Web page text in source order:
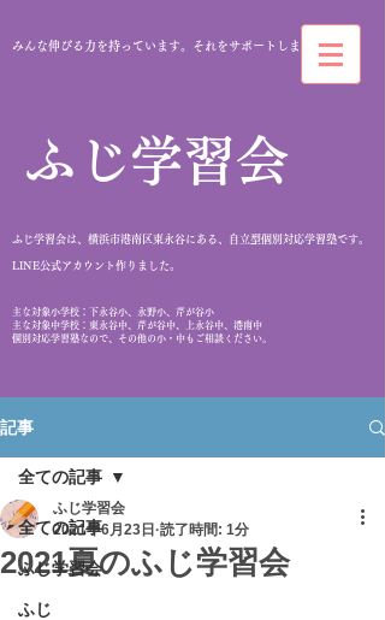
みんな伸びる力を持っています。それをサポートします。
​ふじ学習会
ふじ学習会は、横浜市港南区東永谷にある、自立型個別対応学習塾です。
​LINE公式アカウント作りました。
​主な対象小学校：下永谷小、永野小、芹が谷小
主な対象中学校：東永谷中、芹が谷中、上永谷中、港南中
個別対応学習塾なので、その他の小・中もご相談ください。
記事
全ての記事
ふじ学習会
ふじ
全ての記事
2021夏のふじ学習会
ふじ学習会
2021年6月23日 読了時間: 1分